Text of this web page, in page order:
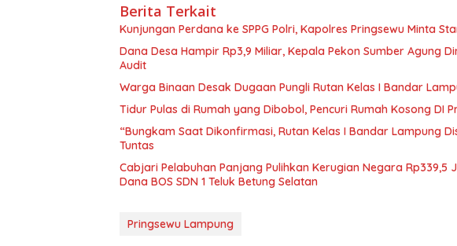
Berita Terkait
Kunjungan Perdana ke SPPG Polri, Kapolres Pringsewu Minta
Dana Desa Hampir Rp3,9 Miliar, Kepala Pekon Sumber Agung
Audit
Warga Binaan Desak Dugaan Pungli Rutan Kelas I Bandar
Tidur Pulas di Rumah yang Dibobol, Pencuri Rumah Kosong DI
“Bungkam Saat Dikonfirmasi, Rutan Kelas I Bandar Lampung
Tuntas
Cabjari Pelabuhan Panjang Pulihkan Kerugian Negara
Dana BOS SDN 1 Teluk Betung Selatan
Pringsewu Lampung